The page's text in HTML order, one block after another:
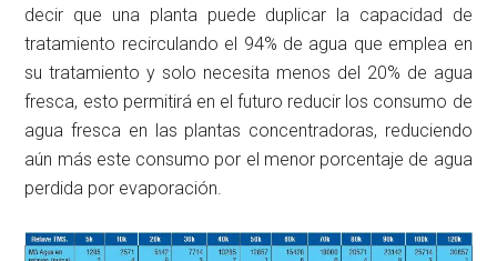
decir que una planta puede duplicar la capacidad de
tratamiento recirculando el 94% de agua que emplea en
su tratamiento y solo necesita menos del 20% de agua
fresca, esto permitirá en el futuro reducir los consumo de
agua fresca en las plantas concentradoras, reduciendo
aún más este consumo por el menor porcentaje de agua
perdida por evaporación.